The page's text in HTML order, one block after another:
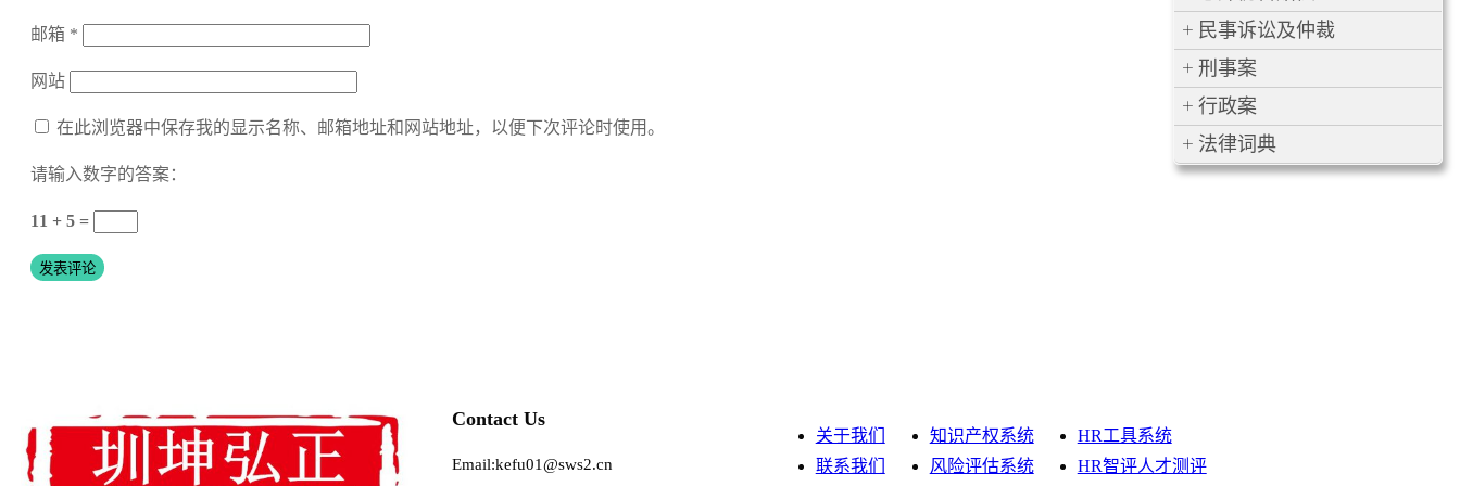
邮箱 *
网站
在此浏览器中保存我的显示名称、邮箱地址和网站地址，以便下次评论时使用。
请输入数字的答案：
11 + 5 =
民事诉讼及仲裁
刑事案
行政案
法律词典
Contact Us
Email:kefu01@sws2.cn
关于我们
联系我们
知识产权系统
风险评估系统
HR工具系统
HR智评人才测评